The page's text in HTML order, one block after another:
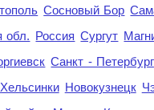
Сосновый Бор
обл. Россия Сургут
Санкт - Петербург
Хельсинки Новокузнецк